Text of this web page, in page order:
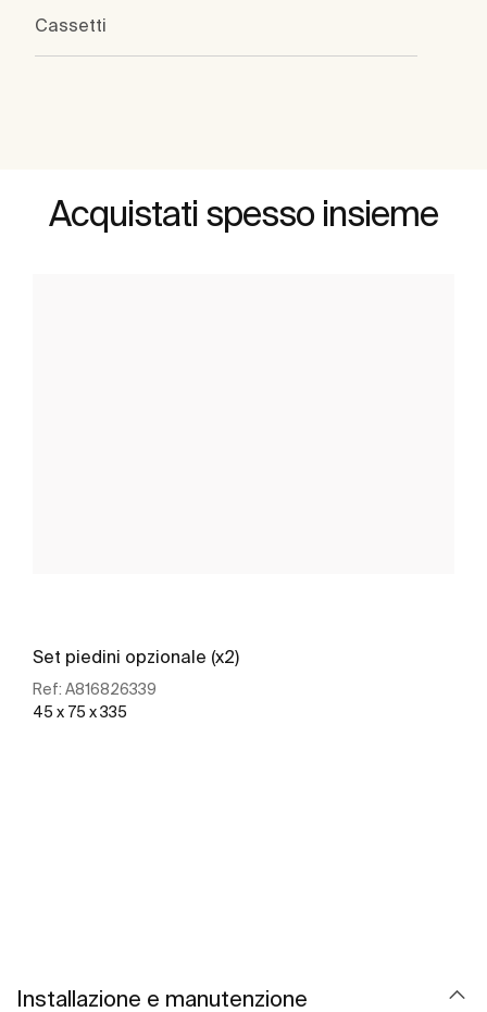
Cassetti
Acquistati spesso insieme
Set piedini opzionale (x2)
Ref: A816826339
45 x 75 x 335
Installazione e manutenzione